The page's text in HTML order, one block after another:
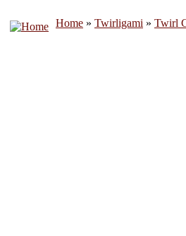
Home » Twirligami » Twirl